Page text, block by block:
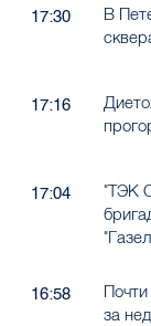
17:30
В
17:16
17:04
"ТЭК
16:58
за